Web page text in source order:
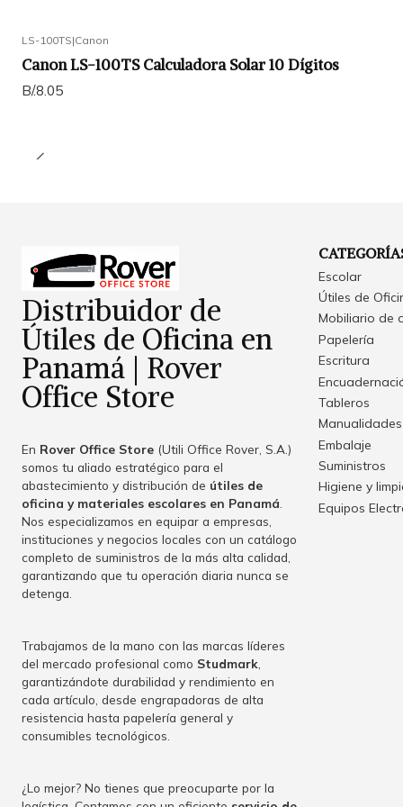
LS-100TS|Canon
Canon LS-100TS Calculadora Solar 10 Dígitos
B/.8.05
Distribuidor de
Útiles de Oficina en
Panamá | Rover
Office Store
En Rover Office Store (Utili Office Rover, S.A.)
somos tu aliado estratégico para el
abastecimiento y distribución de útiles de
oficina y materiales escolares en Panamá.
Nos especializamos en equipar a empresas,
instituciones y negocios locales con un catálogo
completo de suministros de la más alta calidad,
garantizando que tu operación diaria nunca se
detenga.
Trabajamos de la mano con las marcas líderes
del mercado profesional como Studmark,
garantizándote durabilidad y rendimiento en
cada artículo, desde engrapadoras de alta
resistencia hasta papelería general y
consumibles tecnológicos.
¿Lo mejor? No tienes que preocuparte por la
Escolar
Útiles de
Mobiliario de
Papelería
Escritura
Tableros
Manualidades
Embalaje
Suministros
Higiene y
Equipos